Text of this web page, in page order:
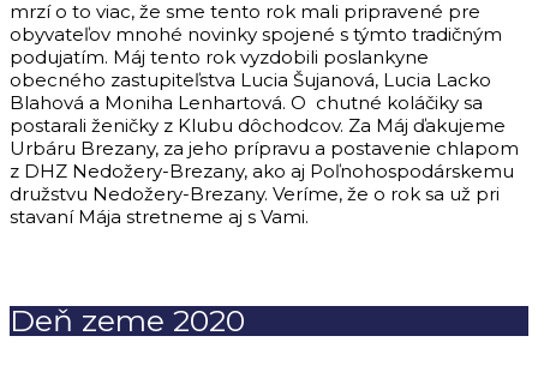
mrzí o to viac, že sme tento rok mali pripravené pre
obyvateľov mnohé novinky spojené s týmto tradičným
podujatím. Máj tento rok vyzdobili poslankyne
obecného zastupiteľstva Lucia Šujanová, Lucia Lacko
Blahová a Moniha Lenhartová. O chutné koláčiky sa
postarali ženičky z Klubu dôchodcov. Za Máj ďakujeme
Urbáru Brezany, za jeho prípravu a postavenie chlapom
z DHZ Nedožery-Brezany, ako aj Poľnohospodárskemu
družstvu Nedožery-Brezany. Veríme, že o rok sa už pri
stavaní Mája stretneme aj s Vami.
Deň zeme 2020